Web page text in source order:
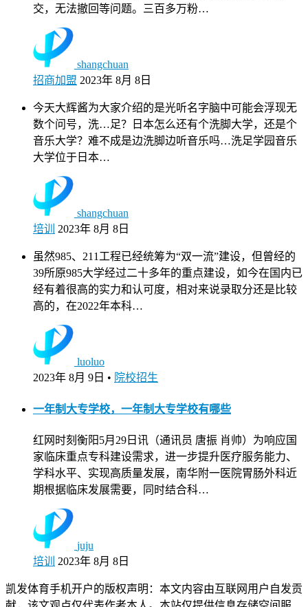
交，无法撤回等问题。三百多万粉…
shangchuan
招商加盟 2023年 8月 8日
今天大辉酱为大家介绍的是光听名字脑中可能会浮现无
数个问号，洗…足？日本怎么还有个洗脚大学，还是个
音乐大学？难不成是边洗脚边听音乐吗…洗足学园音乐
大学位于日本…
shangchuan
培训
2023年 8月 8日
虽然985、211工程已经统筹为“双一流”建设，但曾经的
39所原985大学经过二十多年的重点建设，如今在国内已
经有着很高的实力和认可度，相对来说录取分还是比较
高的，在2022年本科…
luoluo
2023年 8月 9日 • 院校招生
一年制大专学校，一年制大专学校有哪些
红网时刻衡阳5月29日讯（通讯员 唐振 肖帅）为响应国
家临床重点专科建设需求，进一步提升医疗服务能力、
学科水平、实现高质量发展，南华附一医院胃肠外科近
期根据临床发展需要，同时结合科…
juju
培训
2023年 8月 8日
凯发体育手机开户的版权声明：本文内容由互联网用户自发贡